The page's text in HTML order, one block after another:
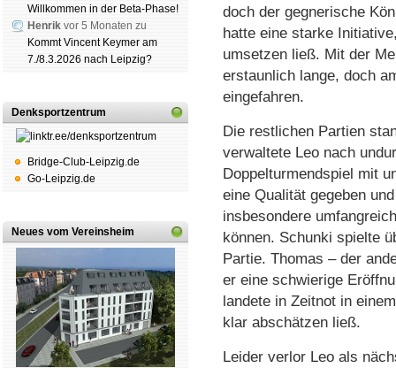
Willkommen in der Beta-Phase!
Henrik vor 5 Monaten zu
Kommt Vincent Keymer am
7./8.3.2026 nach Leipzig?
Denksportzentrum
Bridge-Club-Leipzig.de
Go-Leipzig.de
Neues vom Vereinsheim
doch der gegnerische
hatte eine starke
umsetzen ließ. Mit der
erstaunlich lange, doch
eingefahren.
Die restlichen Partien
verwaltete Leo nach
Doppelturmendspiel mit
eine Qualität gegeben
insbesondere
können. Schunki spielte
Partie. Thomas – der
er eine schwierige
landete in Zeitnot in
klar abschätzen ließ.
Leider verlor Leo als